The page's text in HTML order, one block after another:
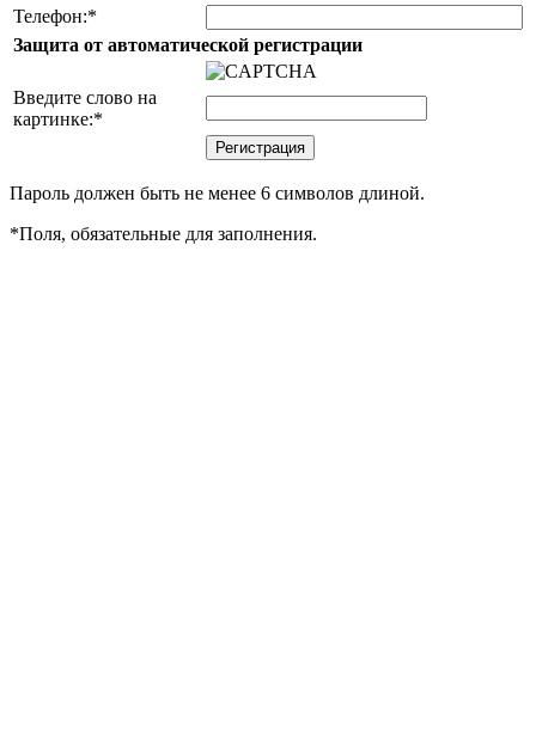
Телефон:*
Защита от автоматической регистрации
Введите слово на
картинке:*
Пароль должен быть не менее 6 символов длиной.
*Поля, обязательные для заполнения.